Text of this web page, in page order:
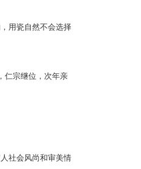
用瓷自然不会选择
仁宗继位，次年亲
社会风尚和审美情